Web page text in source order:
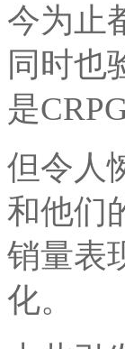
今为止
同时也
是
但令人
和他们
销量表
化。